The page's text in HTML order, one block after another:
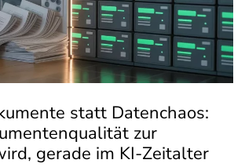
statt Datenchaos:
zur
gerade im KI-Zeitalter